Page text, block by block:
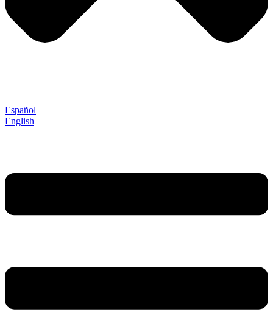
Español
English